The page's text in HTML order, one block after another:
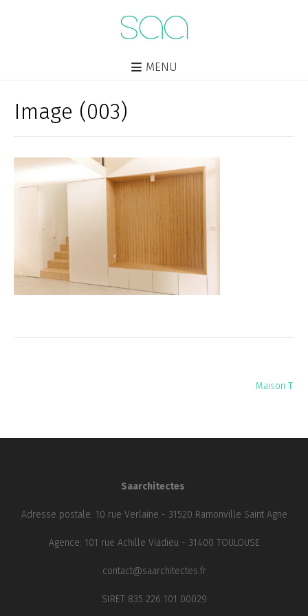
MENU
Image (003)
Maison T
Saarchitectes
Adresse postale: 10 rue Verlaine - 31520 Ramonville Saint Agne
Agence: 101 rue Achille Viadieu - 31400 TOULOUSE
contact@saarchitectes.fr
SIRET 835 226 101 00029